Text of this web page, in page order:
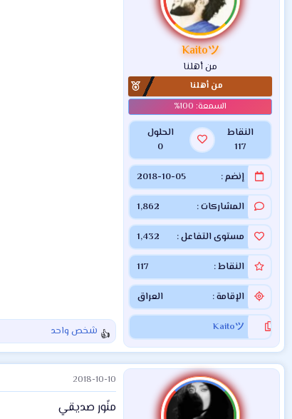
Kaitoツ
من أهلنا
من أهلنا
النقاط
117
الحلول
0
إنضم 2018-10-05
المشاركات 1,862
مستوى التفاعل 1,432
النقاط 117
الإقامة العراق
Kaitoツ
ا
ل
ت
ف
ا
ع
شخص واحد
2018-10-10
منًور صديقي